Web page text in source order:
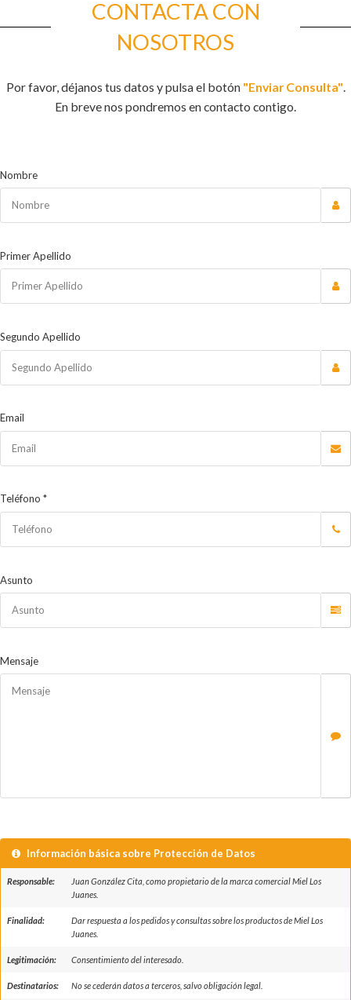
CONTACTA CON
NOSOTROS
Por favor, déjanos tus datos y pulsa el botón "Enviar Consulta"
En breve nos pondremos en contacto contigo.
Nombre
Primer Apellido
Segundo Apellido
Email
Teléfono *
Asunto
Mensaje
Información básica sobre Protección de Datos
Responsable:
Juan González Cita, como propietario de la marca comercial Miel Los
Juanes.
Finalidad:
Dar respuesta a los pedidos y consultas sobre los productos de Miel Los
Juanes.
Legitimación: Consentimiento del interesado.
Destinatarios: No se cederán datos a terceros, salvo obligación legal.